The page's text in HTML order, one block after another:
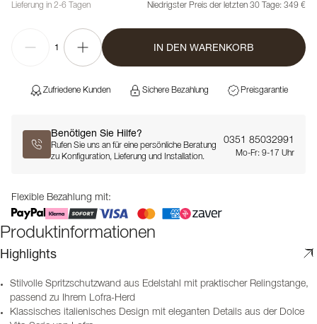
Lieferung in 2-6 Tagen
Niedrigster Preis der letzten 30 Tage: 349 €
1 IN DEN WARENKORB
Zufriedene Kunden Sichere Bezahlung Preisgarantie
Benötigen Sie Hilfe?
Rufen Sie uns an für eine persönliche Beratung
zu Konfiguration, Lieferung und Installation.
0351 85032991
Mo-Fr: 9-17 Uhr
Flexible Bezahlung mit:
Produktinformationen
Highlights
Stilvolle Spritzschutzwand aus Edelstahl mit praktischer Relingstange,
passend zu Ihrem Lofra-Herd
Klassisches italienisches Design mit eleganten Details aus der Dolce